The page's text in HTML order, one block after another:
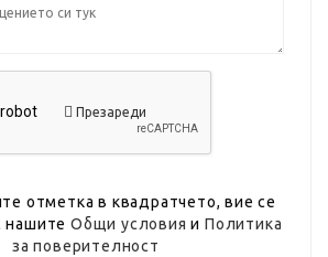
Презареди
отметка в квадратчето, вие се
нашитеОбщи условия иПолитика
за поверителност